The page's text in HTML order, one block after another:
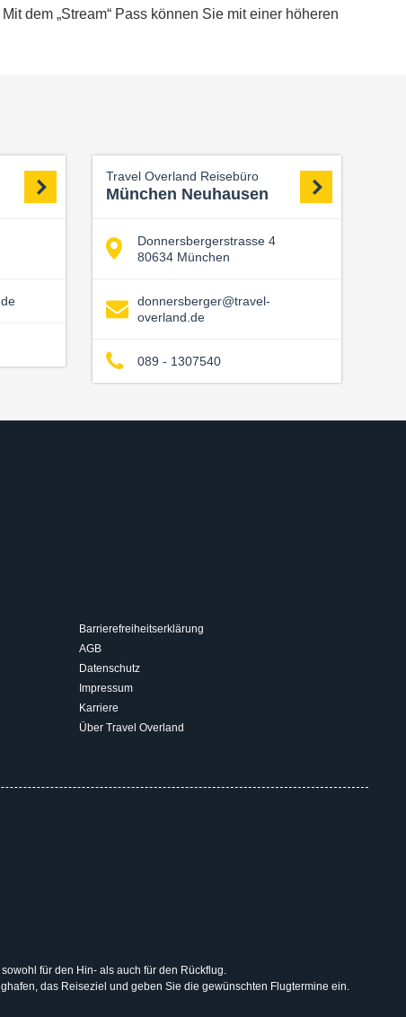
dem „Stream“ Pass können Sie mit einer höheren
Travel Overland Reisebüro
München Neuhausen
Donnersbergerstrasse 4
80634 München
donnersberger@travel-
overland.de
089 - 1307540
Barrierefreiheitserklärung
AGB
Datenschutz
Impressum
Karriere
Über Travel Overland
für den Hin- als auch für den Rückflug.
das Reiseziel und geben Sie die gewünschten Flugtermine ein.